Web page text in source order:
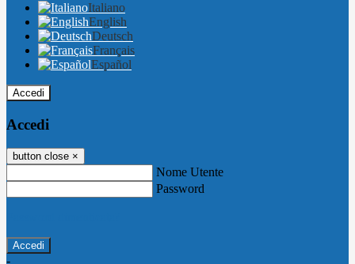
Italiano
English
Deutsch
Français
Español
Accedi
Accedi
button close ×
Nome Utente
Password
-